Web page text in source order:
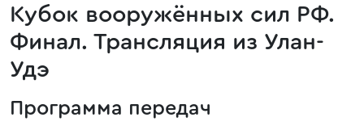
Кубок вооружённых сил РФ.
Финал. Трансляция из Улан-
Удэ
Программа передач